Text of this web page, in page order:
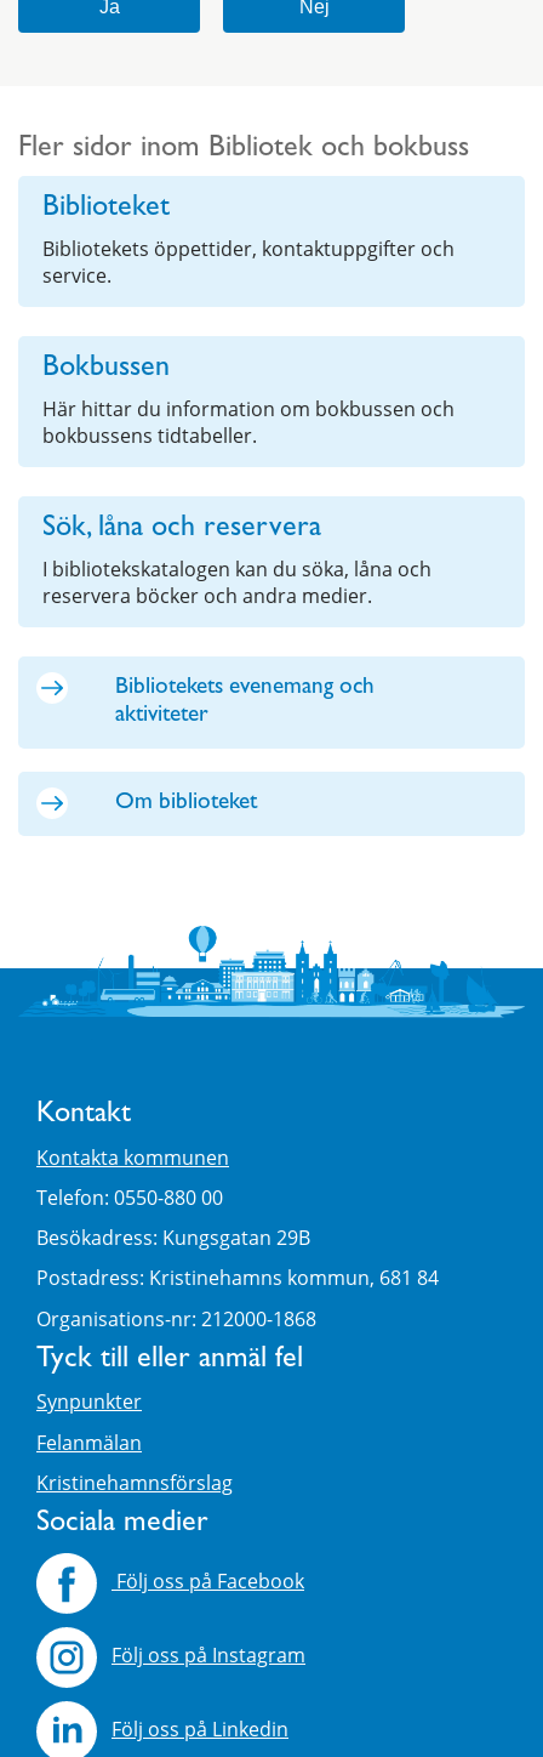
Fler sidor inom Bibliotek och bokbuss
Biblioteket
Bibliotekets öppettider, kontaktuppgifter och
service.
Bokbussen
Här hittar du information om bokbussen och
bokbussens tidtabeller.
Sök, låna och reservera
I bibliotekskatalogen kan du söka, låna och
reservera böcker och andra medier.
Bibliotekets evenemang och
aktiviteter
Om biblioteket
Kontakt
Kontakta kommunen
Telefon: 0550-880 00
Besökadress: Kungsgatan 29B
Postadress: Kristinehamns kommun, 681 84
Organisations-nr: 212000-1868
Tyck till eller anmäl fel
Synpunkter
Felanmälan
Kristinehamnsförslag
Sociala medier
Följ oss på Facebook
Följ oss på Instagram
Följ oss på Linkedin